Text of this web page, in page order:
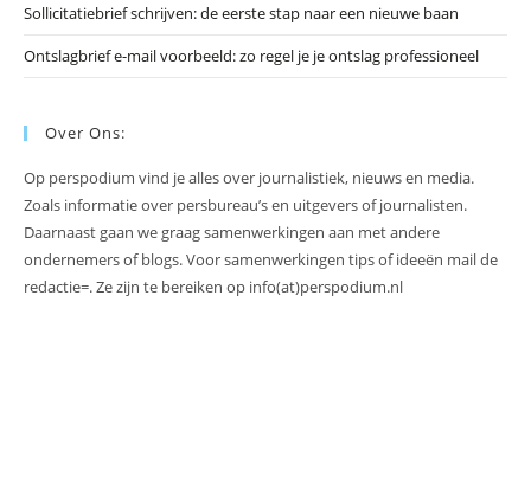
Sollicitatiebrief schrijven: de eerste stap naar een nieuwe baan
Ontslagbrief e-mail voorbeeld: zo regel je je ontslag professioneel
Over Ons:
Op perspodium vind je alles over journalistiek, nieuws en media.
Zoals informatie over persbureau’s en uitgevers of journalisten.
Daarnaast gaan we graag samenwerkingen aan met andere
ondernemers of blogs. Voor samenwerkingen tips of ideeën mail de
redactie=. Ze zijn te bereiken op info(at)perspodium.nl